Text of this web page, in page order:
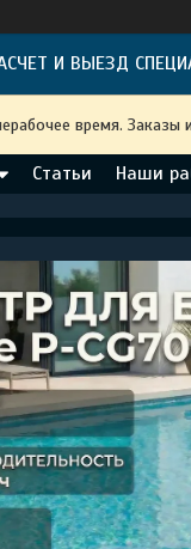
И ВЫЕЗД
время.
Статьи Наши